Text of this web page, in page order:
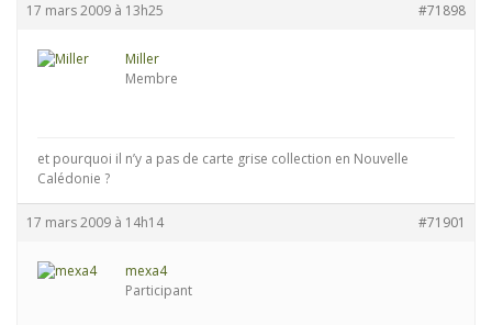
17 mars 2009 à 13h25 #71898
Miller
Membre
et pourquoi il n’y a pas de carte grise collection en Nouvelle
Calédonie ?
17 mars 2009 à 14h14 #71901
mexa4
Participant